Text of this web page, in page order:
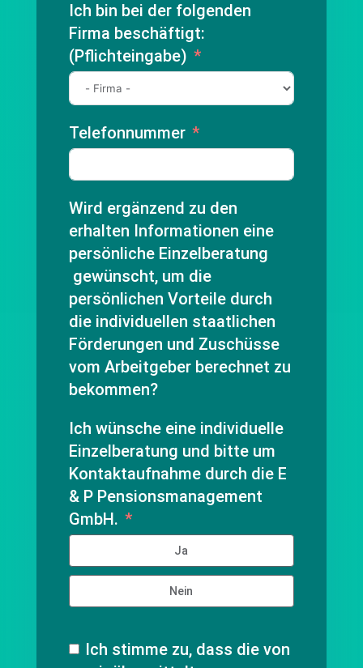
Ich bin bei der folgenden
Firma beschäftigt:
(Pflichteingabe)
Telefonnummer
Wird ergänzend zu den
erhalten Informationen eine
persönliche Einzelberatung
gewünscht, um die
persönlichen Vorteile durch
die individuellen staatlichen
Förderungen und Zuschüsse
vom Arbeitgeber berechnet zu
bekommen?
Ich wünsche eine individuelle
Einzelberatung und bitte um
Kontaktaufnahme durch die E
& P Pensionsmanagement
GmbH.
Ja
Nein
Ich stimme zu, dass die von